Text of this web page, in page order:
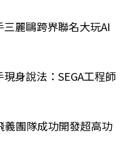
麗鷗跨界聯名大玩AI
身說法：SEGA工程師
義團隊成功開發超高功